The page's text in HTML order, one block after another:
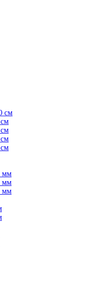
см
мм
мм
мм